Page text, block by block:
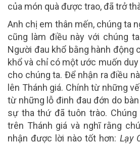
của món quà được trao, đã trở
Anh chị em thân mến, chúng ta
cũng làm điều này với chúng
Người đau khổ bằng hành động
khổ và chỉ có một ước muốn
cho chúng ta. Để nhận ra điều
lên Thánh giá. Chính từ những
từ những lỗ đinh đau đớn do
sự tha thứ đã tuôn trào. Chúng
trên Thánh giá và nghĩ rằng
nhận được lời nào tốt hơn: Lạy